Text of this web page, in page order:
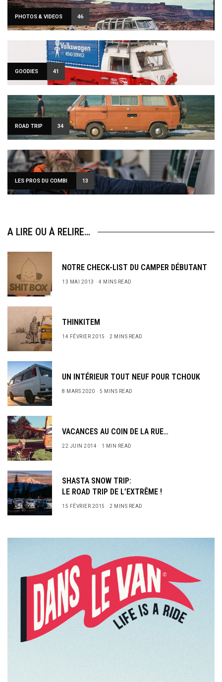
PHOTOS & VIDEOS 46
GOODIES 41
ROAD TRIP 34
LES PROS DU COMBI 13
A LIRE OU À RELIRE…
NOTRE CHECK-LIST DU CAMPER DÉBUTANT
13 MAI 2013 4 MINS READ
THINKITEM
14 FÉVRIER 2015 2 MINS READ
UN INTÉRIEUR TOUT NEUF POUR TCHOUK
8 MARS 2020 5 MINS READ
VACANCES AU COIN DE LA RUE…
22 JUIN 2014 1 MIN READ
SHASTA SNOW TRIP:
LE ROAD TRIP DE L’EXTRÊME !
15 FÉVRIER 2015 2 MINS READ